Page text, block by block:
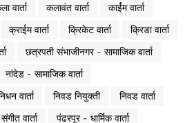
वार्ता कलावंत वार्ता
कार्ईम वार्ता
क्राईम वार्ता क्रिकेट वार्ता
क्रिडा वार्ता
छत्रपती संभाजीनगर - सामाजिक वार्ता
नांदेड - सामाजिक वार्ता
वार्ता निवड नियुक्ती
निवड वार्ता
वार्ता
पंढरपूर - धार्मिक वार्ता